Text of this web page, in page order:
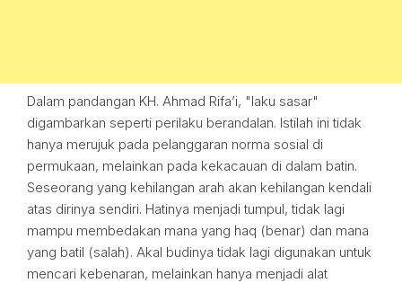
Dalam pandangan KH. Ahmad Rifa’i, "laku sasar"
digambarkan seperti perilaku berandalan. Istilah ini tidak
hanya merujuk pada pelanggaran norma sosial di
permukaan, melainkan pada kekacauan di dalam batin.
Seseorang yang kehilangan arah akan kehilangan kendali
atas dirinya sendiri. Hatinya menjadi tumpul, tidak lagi
mampu membedakan mana yang haq (benar) dan mana
yang batil (salah). Akal budinya tidak lagi digunakan untuk
mencari kebenaran, melainkan hanya menjadi alat